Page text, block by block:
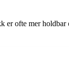
er ofte mer holdbar